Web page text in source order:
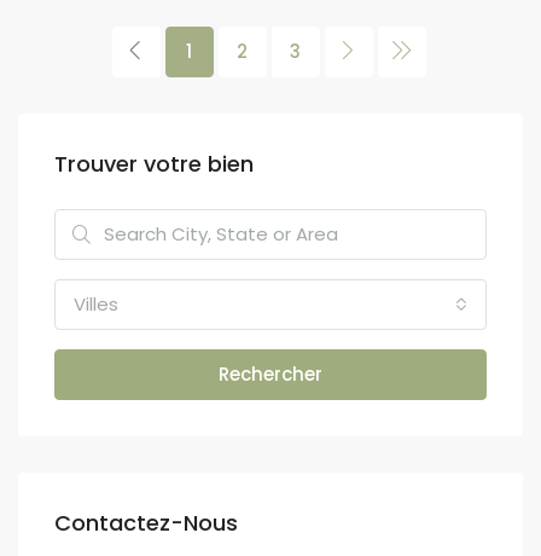
1 2 3
Trouver votre bien
Villes
Rechercher
Contactez-Nous